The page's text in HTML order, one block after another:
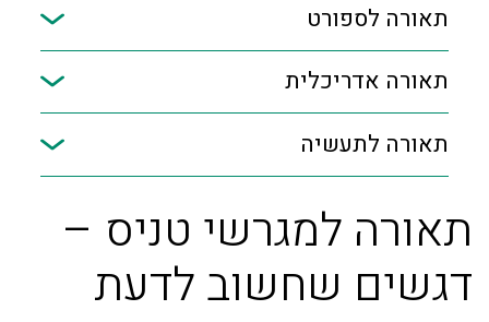
תאורה לספורט
תאורה אדריכלית
תאורה לתעשיה
תאורה למגרשי טניס –
דגשים שחשוב לדעת